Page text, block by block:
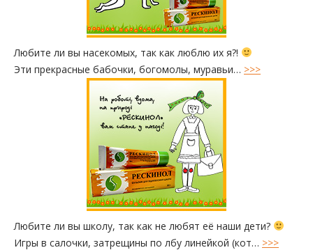
Любите ли вы насекомых, так как люблю их я?!
Эти прекрасные бабочки, богомолы, муравьи… >>>
Любите ли вы школу, так как не любят её наши дети?
Игры в салочки, затрещины по лбу линейкой (кот… >>>